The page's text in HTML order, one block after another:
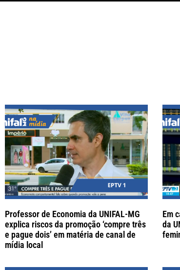
Professor de Economia da UNIFAL-MG
explica riscos da promoção ‘compre três
e pague dois’ em matéria de canal de
mídia local
Em
da